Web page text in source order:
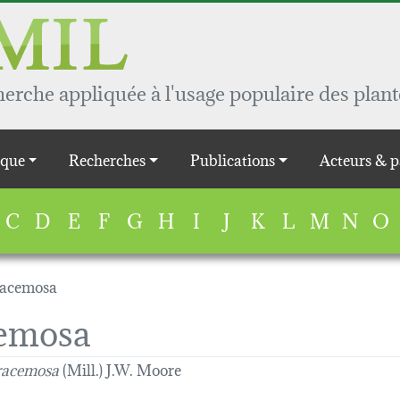
appliquée à l'usage populaire des
Recherches Publications Acteurs &
C D E F G H I J K L M N O
(Mill.) J.W. Moore